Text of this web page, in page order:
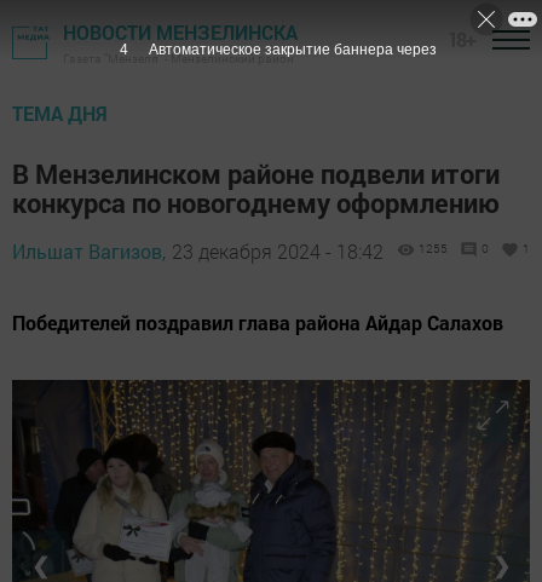
НОВОСТИ МЕНЗЕЛИНСКА
Газета "Мензеля" - Мензелинский район
ТЕМА ДНЯ
В Мензелинском районе подвели итоги
конкурса по новогоднему оформлению
Ильшат Вагизов, 23 декабря 2024 - 18:42 1255 0 1
Победителей поздравил глава района Айдар Салахов
❮ ❯
3 Автоматическое закрытие баннера через